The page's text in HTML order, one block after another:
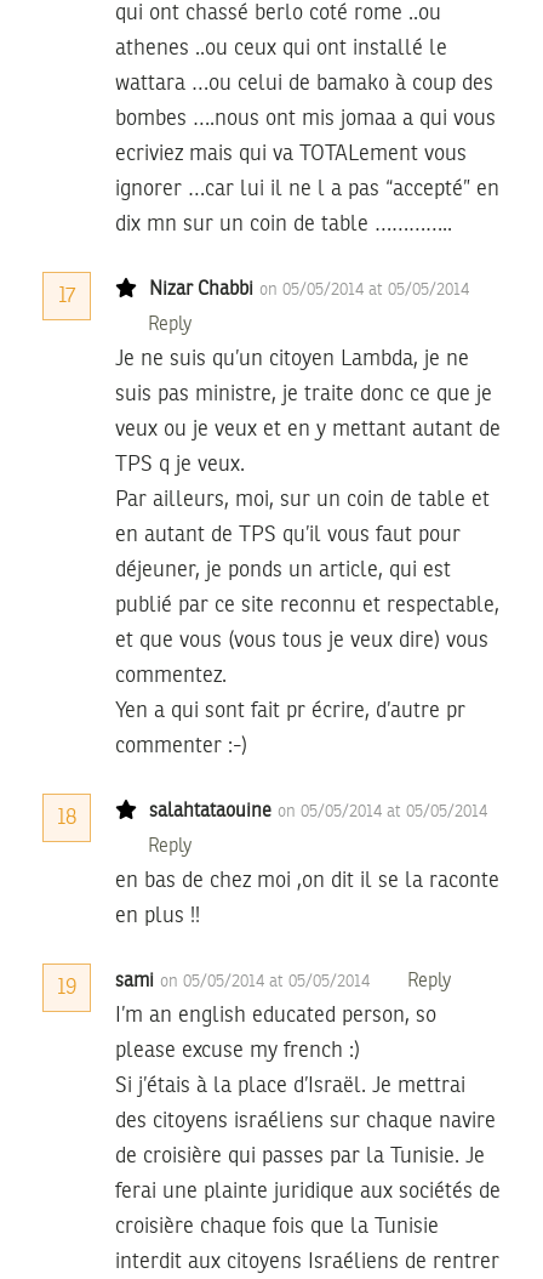
qui ont chassé berlo coté rome ..ou
athenes ..ou ceux qui ont installé le
wattara …ou celui de bamako à coup des
bombes ….nous ont mis jomaa a qui vous
ecriviez mais qui va TOTALement vous
ignorer …car lui il ne l a pas “accepté” en
dix mn sur un coin de table …………..
17 Nizar Chabbi on 05/05/2014 at 05/05/2014
Reply
Je ne suis qu’un citoyen Lambda, je ne
suis pas ministre, je traite donc ce que je
veux ou je veux et en y mettant autant de
TPS q je veux.
Par ailleurs, moi, sur un coin de table et
en autant de TPS qu’il vous faut pour
déjeuner, je ponds un article, qui est
publié par ce site reconnu et respectable,
et que vous (vous tous je veux dire) vous
commentez.
Yen a qui sont fait pr écrire, d’autre pr
commenter :-)
18 salahtataouine on 05/05/2014 at 05/05/2014
Reply
en bas de chez moi ,on dit il se la raconte
en plus !!
19 sami on 05/05/2014 at 05/05/2014 Reply
I’m an english educated person, so
please excuse my french :)
Si j’étais à la place d’Israël. Je mettrai
des citoyens israéliens sur chaque navire
de croisière qui passes par la Tunisie. Je
ferai une plainte juridique aux sociétés de
croisière chaque fois que la Tunisie
interdit aux citoyens Israéliens de rentrer